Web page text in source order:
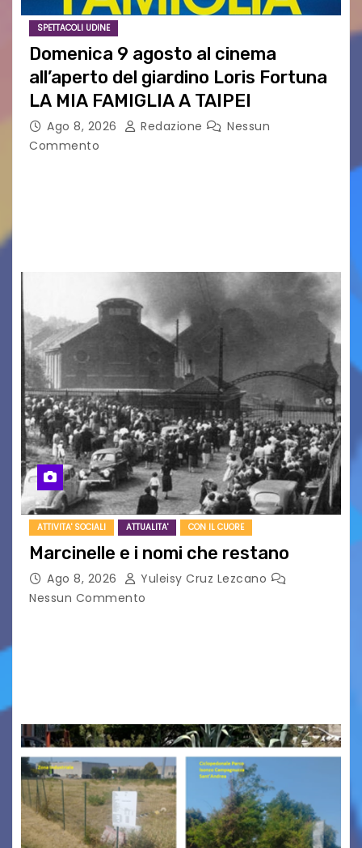
SPETTACOLI UDINE
Domenica 9 agosto al cinema
all’aperto del giardino Loris Fortuna
LA MIA FAMIGLIA A TAIPEI
Ago 8, 2026 Redazione
Nessun
Commento
ATTIVITA' SOCIALI ATTUALITA' CON IL CUORE
Marcinelle e i nomi che restano
Ago 8, 2026
Yuleisy Cruz Lezcano
Nessun Commento